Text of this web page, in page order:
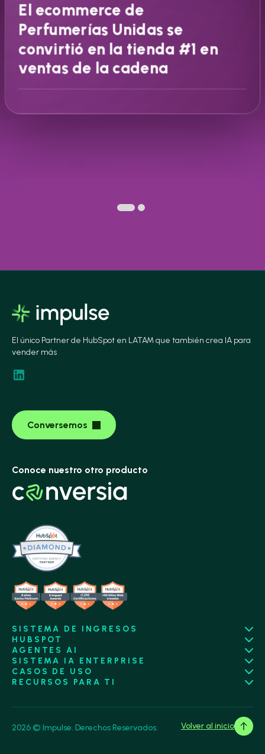
El ecommerce de
Perfumerías Unidas se
convirtió en la tienda #1 en
ventas de la cadena
El único Partner de HubSpot en LATAM que también crea IA para
vender más
Conversemos
Conoce nuestro otro producto
SISTEMA DE INGRESOS
HUBSPOT
AGENTES AI
SISTEMA IA ENTERPRISE
CASOS DE USO
RECURSOS PARA TI
2026 © Impulse. Derechos Reservados. Volver al inicio